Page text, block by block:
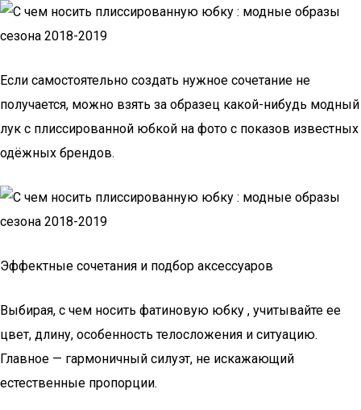
Если самостоятельно создать нужное сочетание не
получается, можно взять за образец какой-нибудь модный
лук с плиссированной юбкой на фото с показов известных
одёжных брендов.
Эффектные сочетания и подбор аксессуаров
Выбирая, с чем носить фатиновую юбку , учитывайте ее
цвет, длину, особенность телосложения и ситуацию.
Главное — гармоничный силуэт, не искажающий
естественные пропорции.